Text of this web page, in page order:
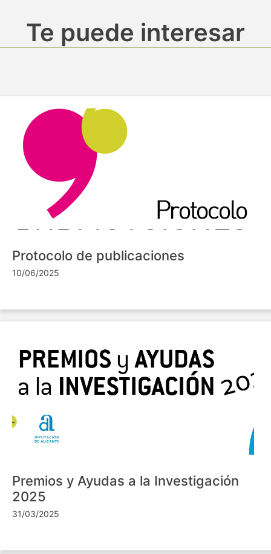
Te puede interesar
Protocolo de publicaciones
10/06/2025
Premios y Ayudas a la Investigación
2025
31/03/2025